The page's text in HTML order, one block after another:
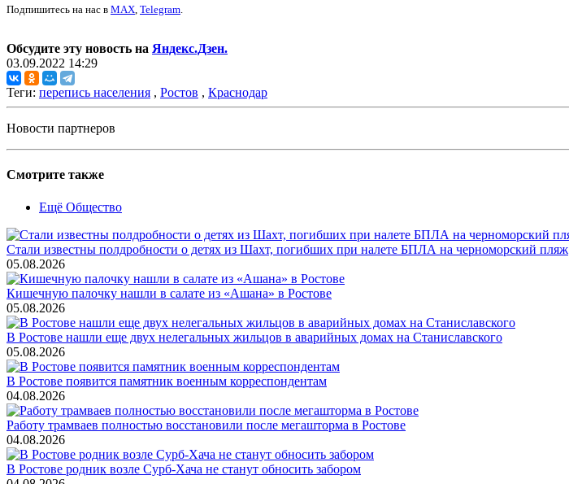
Подпишитесь на нас в MAX, Telegram.
Обсудите эту новость на Яндекс.Дзен.
03.09.2022 14:29
Теги: перепись населения , Ростов , Краснодар
Новости партнеров
Смотрите также
Ещё Общество
Стали известны полдробности о детях из Шахт, погибших при налете БПЛА на черноморский пляж
05.08.2026
Кишечную палочку нашли в салате из «Ашана» в Ростове
05.08.2026
В Ростове нашли еще двух нелегальных жильцов в аварийных домах на Станиславского
05.08.2026
В Ростове появится памятник военным корреспондентам
04.08.2026
Работу трамваев полностью восстановили после мегашторма в Ростове
04.08.2026
В Ростове родник возле Сурб-Хача не станут обносить забором